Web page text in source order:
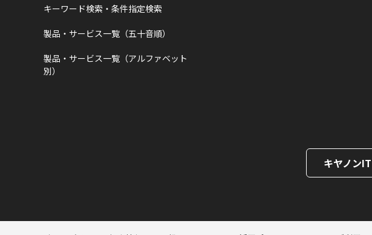
キーワード検索・条件指定検索
製品・サービス一覧（五十音順）
製品・サービス一覧（アルファベット
別）
キヤノン